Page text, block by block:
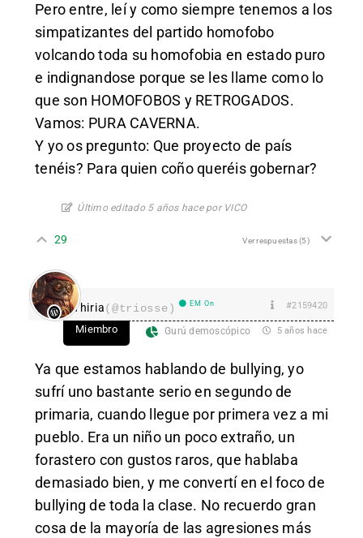
Pero entre, leí y como siempre tenemos a los
simpatizantes del partido homofobo
volcando toda su homofobia en estado puro
e indignandose porque se les llame como lo
que son HOMOFOBOS y RETROGADOS.
Vamos: PURA CAVERNA.
Y yo os pregunto: Que proyecto de país
tenéis? Para quien coño queréis gobernar?
Último editado 5 años hace por VICO
29 Ver respuestas(5)
Thiria(@triosse) EM On #2159420
Miembro Gurú demoscópico 5 años hace
Ya que estamos hablando de bullying, yo
sufrí uno bastante serio en segundo de
primaria, cuando llegue por primera vez a mi
pueblo. Era un niño un poco extraño, un
forastero con gustos raros, que hablaba
demasiado bien, y me convertí en el foco de
bullying de toda la clase. No recuerdo gran
cosa de la mayoría de las agresiones más